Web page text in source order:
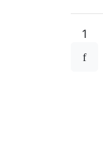
1